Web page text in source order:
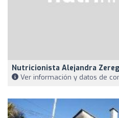
Nutricionista Alejandra
Ver información y datos de